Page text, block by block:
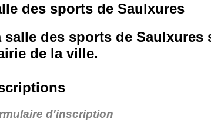
des sports de Saulxures
salle des sports de Saulxures
de la ville.
d'inscription